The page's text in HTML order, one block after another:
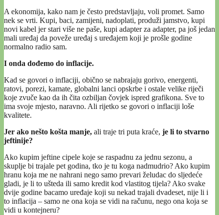
A ekonomija, kako nam je često predstavljaju, voli promet. Samo
nek se vrti. Kupi, baci, zamijeni, nadoplati, produži jamstvo, kupi
novi kabel jer stari više ne paše, kupi adapter za adapter, pa još jedan
mali uređaj da poveže uređaj s uređajem koji je prošle godine
normalno radio sam.
I onda dođemo do inflacije.
Kad se govori o inflaciji, obično se nabrajaju gorivo, energenti,
ratovi, porezi, kamate, globalni lanci opskrbe i ostale velike riječi
koje zvuče kao da ih čita ozbiljan čovjek ispred grafikona. Sve to
ima svoje mjesto, naravno. Ali rijetko se govori o inflaciji loše
kvalitete.
Jer ako nešto košta manje, ali traje tri puta kraće, je li to stvarno
jeftinije?
Ako kupim jeftine cipele koje se raspadnu za jednu sezonu, a
skuplje bi trajale pet godina, tko je tu koga nadmudrio? Ako kupim
hranu koja me ne nahrani nego samo prevari želudac do sljedeće
gladi, je li to ušteda ili samo kredit kod vlastitog tijela? Ako svake
dvije godine bacamo uređaje koji su nekad trajali dvadeset, nije li i
to inflacija – samo ne ona koja se vidi na računu, nego ona koja se
vidi u kontejneru?